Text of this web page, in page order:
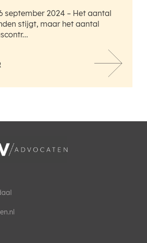
september 2024 – Het aantal
stijgt, maar het aantal